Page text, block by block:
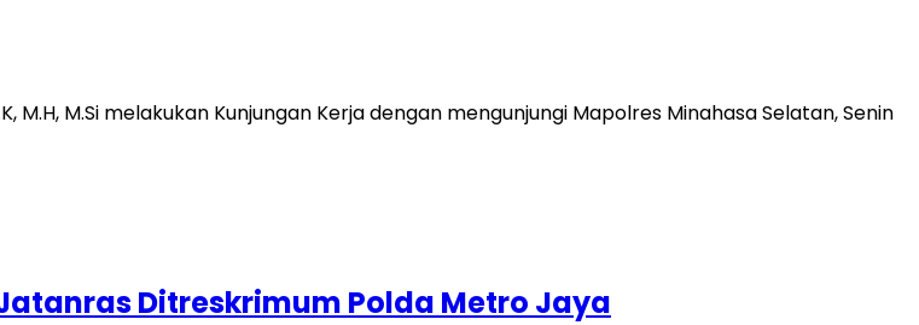
M.H, M.Si melakukan Kunjungan Kerja dengan mengunjungi Mapolres Minahasa Selatan, Senin
Ditreskrimum Polda Metro Jaya